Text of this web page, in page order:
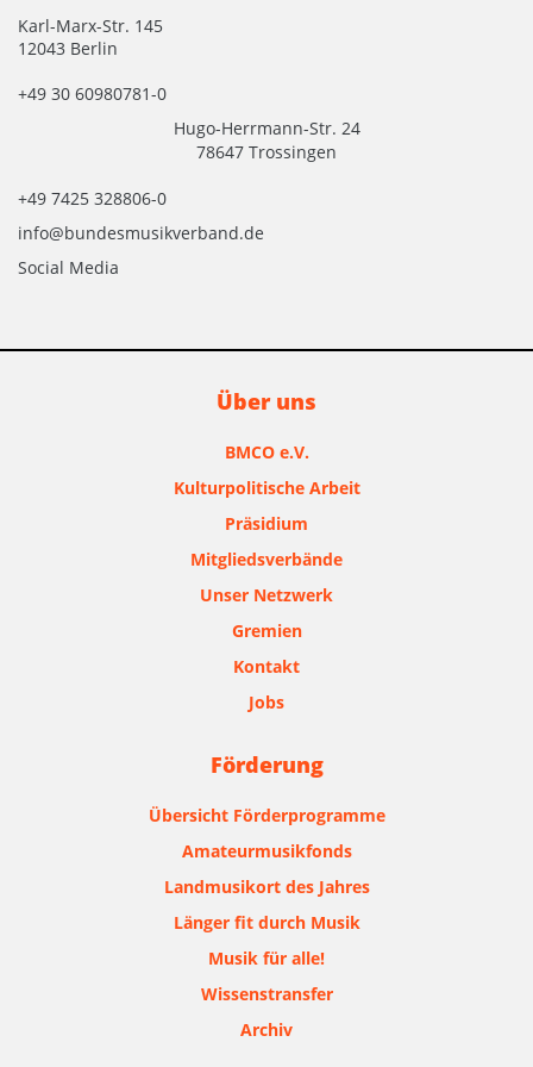
Karl-Marx-Str. 145
12043 Berlin
+49 30 60980781-0
Hugo-Herrmann-Str. 24
78647 Trossingen
+49 7425 328806-0
info@bundesmusikverband.de
Social Media
Über uns
BMCO e.V.
Kulturpolitische Arbeit
Präsidium
Mitgliedsverbände
Unser Netzwerk
Gremien
Kontakt
Jobs
Förderung
Übersicht Förderprogramme
Amateurmusikfonds
Landmusikort des Jahres
Länger fit durch Musik
Musik für alle!
Wissenstransfer
Archiv